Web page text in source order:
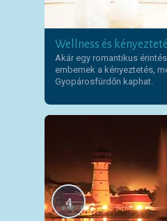
Wellness és
Akár egy romantikus
embernek a kényeztetés,
Gyopárosfürdőn kaphat.
4